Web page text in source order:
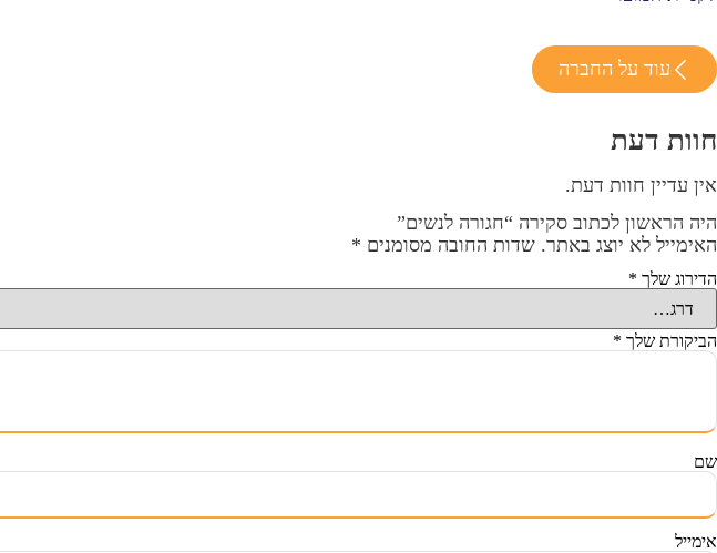
עוד על החברה
חוות דעת
אין עדיין חוות דעת.
היה הראשון לכתוב סקירה “חגורה לנשים”
האימייל לא יוצג באתר. שדות החובה מסומנים *
הדירוג שלך *
הביקורת שלך *
שם
אימייל